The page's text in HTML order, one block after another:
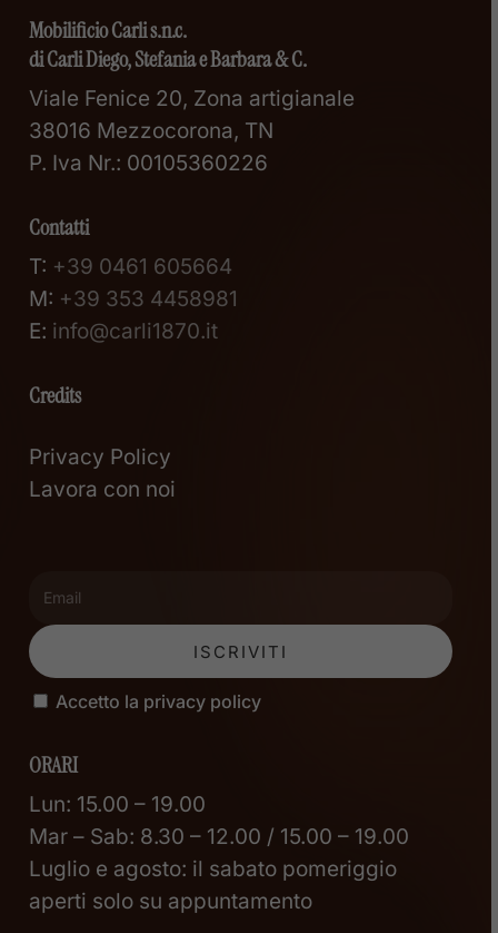
Mobilificio Carli s.n.c.
di Carli Diego, Stefania e Barbara & C.
Viale Fenice 20, Zona artigianale
38016 Mezzocorona, TN
P. Iva Nr.: 00105360226
Contatti
T: +39 0461 605664
M: +39 353 4458981
E: info@carli1870.it
Credits
Privacy Policy
Lavora con noi
Accetto la privacy policy
ORARI
Lun: 15.00 – 19.00
Mar – Sab: 8.30 – 12.00 / 15.00 – 19.00
Luglio e agosto: il sabato pomeriggio
aperti solo su appuntamento